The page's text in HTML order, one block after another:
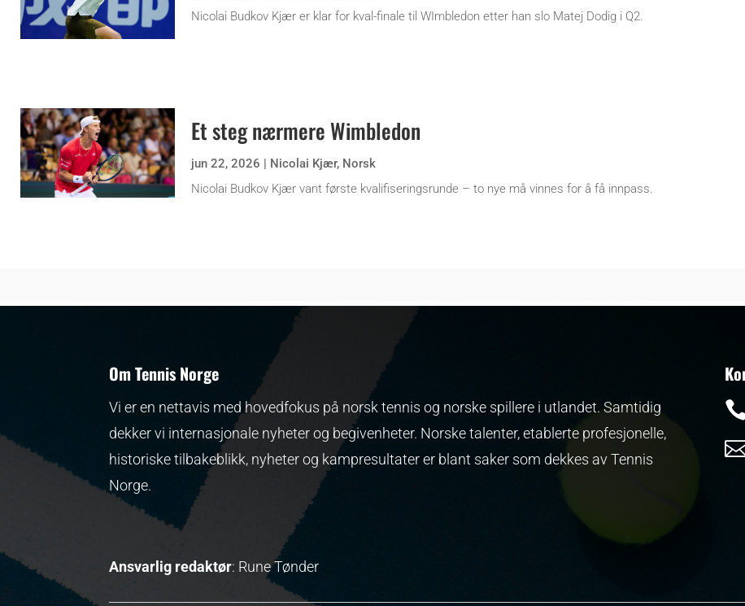
Nicolai Budkov Kjær er klar for kval-finale til WImbledon etter han slo Matej Dodig i Q2.
Et steg nærmere Wimbledon
jun 22, 2026 | Nicolai Kjær, Norsk
Nicolai Budkov Kjær vant første kvalifiseringsrunde – to nye må vinnes for å få innpass.
Om Tennis Norge
Vi er en nettavis med hovedfokus på norsk tennis og norske spillere i utlandet. Samtidig
dekker vi internasjonale nyheter og begivenheter. Norske talenter, etablerte profesjonelle,
historiske tilbakeblikk, nyheter og kampresultater er blant saker som dekkes av Tennis
Norge.
Ansvarlig redaktør: Rune Tønder